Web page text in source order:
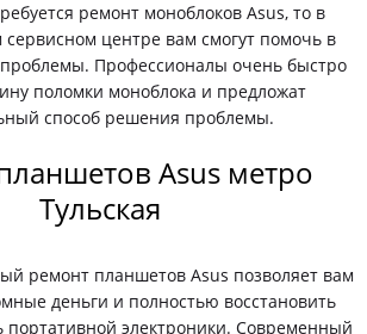
ремонт моноблоков Asus, то в
центре вам смогут помочь в
Профессионалы очень быстро
поломки моноблока и предложат
способ решения проблемы.
Asus метро
Тульская
ремонт планшетов Asus позволяет вам
деньги и полностью восстановить
портативной электроники. Современный